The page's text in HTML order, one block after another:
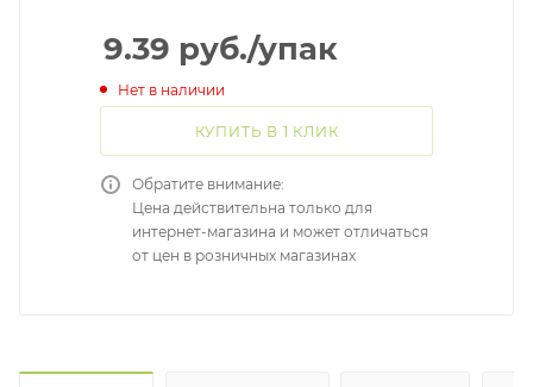
9.39 руб./упак
Нет в наличии
КУПИТЬ В 1 КЛИК
Обратите внимание:
Цена действительна только для
интернет-магазина и может отличаться
от цен в розничных магазинах